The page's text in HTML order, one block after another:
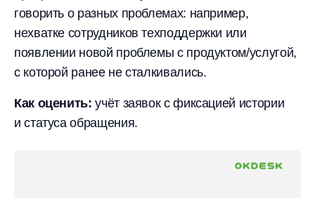
говорить о разных проблемах: например,
нехватке сотрудников техподдержки или
появлении новой проблемы с продуктом/услугой,
с которой ранее не сталкивались.
Как оценить:учёт заявок с фиксацией истории
и статуса обращения.